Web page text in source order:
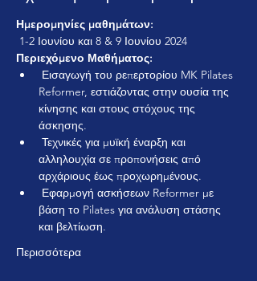
Ημερομηνίες μαθημάτων:
1-2 Ιουνίου και 8 & 9 Ιουνίου 2024
Περιεχόμενο Μαθήματος:
Reformer, εστιάζοντας στην ουσία της
κίνησης και στους στόχους της
άσκησης.
αλληλουχία σε προπονήσεις από
αρχάριους έως προχωρημένους.
βάση το Pilates για ανάλυση στάσης
και βελτίωση.
Περισσότερα